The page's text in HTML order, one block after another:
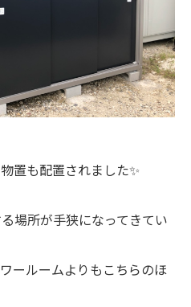
置も配置されました✨
場所が手狭になってきてい
ールームよりもこちらのほ